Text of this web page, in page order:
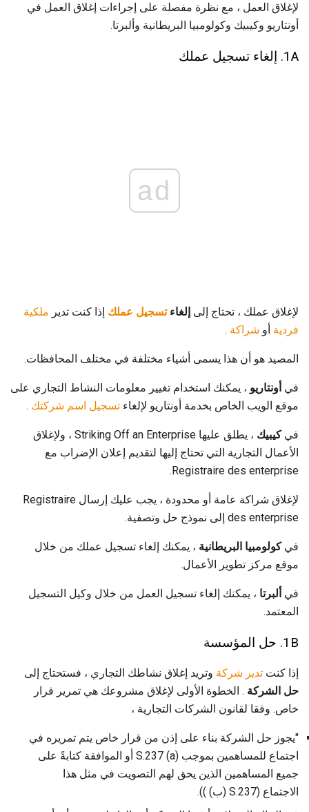
لإغلاق العمل ، مع نظرة مفصلة على إجراءات إغلاق العمل في
أونتاريو وكيبيك وكولومبيا البريطانية وألبرتا.
1A. إلغاء تسجيل عملك
ad
لإغلاق عملك ، تحتاج إلى إلغاءتسجيل عملك إذا كنت تدير ملكية
فردية أو شراكة .
المصيد هو أن هذا يسمى أشياء مختلفة في مختلف المحافظات.
في أونتاريو ، يمكنك استخدام تغيير معلومات النشاط التجاري على
موقع الويب الخاص بخدمة أونتاريو لإلغاء تسجيل اسم شركتك .
فيكيبيك
، يطلق عليها Striking Off an Enterprise ، ولإغلاق
الأعمال التجارية التي تحتاج إليها لتقديم إعلان الإضراب مع
Registraire des enterprise.
لإغلاق شراكة عامة أو محدودة ، يجب عليك إرسال Registraire
des enterprise إلى نموذج حل وتصفية.
فيكولومبيا البريطانية ، يمكنك إلغاء تسجيل عملك من خلال
موقع مركز تطوير الأعمال.
في ألبرتا ، يمكنك إلغاء تسجيل العمل من خلال وكيل التسجيل
المعتمد.
1B. حل المؤسسة
إذا كنت تدير شركة وتريد إغلاق نشاطك التجاري ، فستحتاج إلى
حل الشركة . الخطوة الأولى لإغلاق مشروعك هي تمرير قرار
خاص. وفقا لقانون الشركات التجارية ،
"يجوز حل الشركة بناء على إذن من قرار خاص يتم تمريره في
اجتماع للمساهمين بموجب S.237 (a) أو الموافقة كتابةً على
جميع المساهمين الذين يحق لهم التصويت في مثل هذا
الاجتماع (S.237 (ب) )).